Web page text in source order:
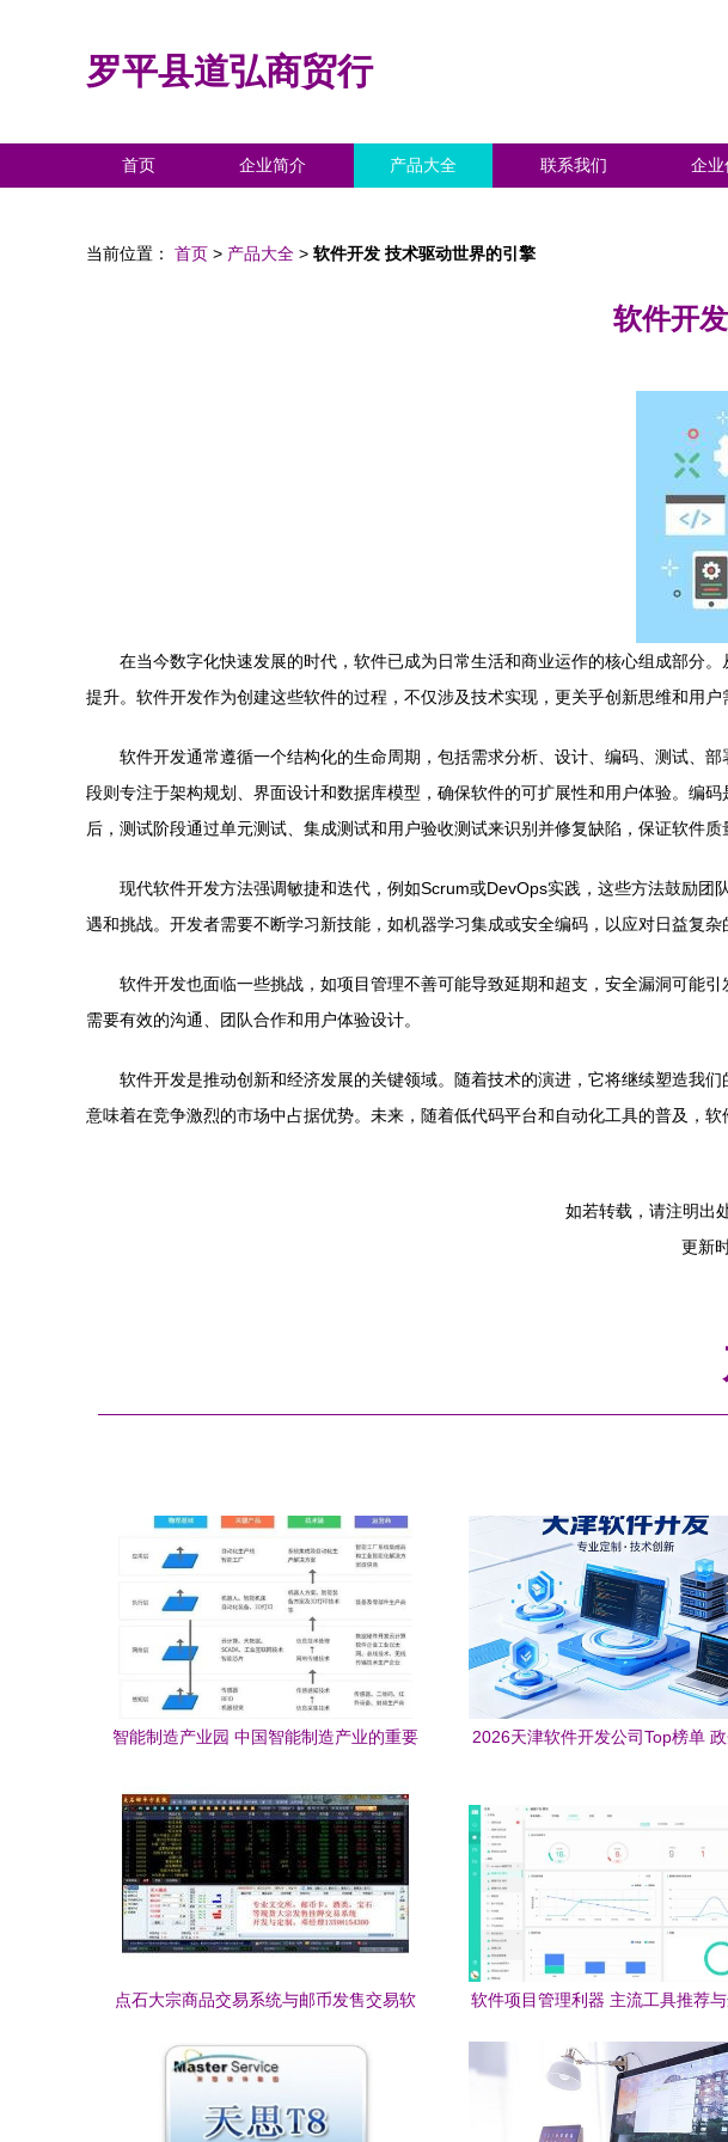
罗平县道弘商贸行
首页 企业简介 产品大全 联系我们 企业
当前位置： 首页 > 产品大全 > 软件开发 技术驱动世界的引擎
软件开
在当今数字化快速发展的时代，软件已成为日常生活和商业运作的核心组成部分
提升。软件开发作为创建这些软件的过程，不仅涉及技术实现，更关乎创新思维和用户
软件开发通常遵循一个结构化的生命周期，包括需求分析、设计、编码、测试、
段则专注于架构规划、界面设计和数据库模型，确保软件的可扩展性和用户体验。编
后，测试阶段通过单元测试、集成测试和用户验收测试来识别并修复缺陷，保证软件
现代软件开发方法强调敏捷和迭代，例如Scrum或DevOps实践，这些方法鼓励
遇和挑战。开发者需要不断学习新技能，如机器学习集成或安全编码，以应对日益复杂
软件开发也面临一些挑战，如项目管理不善可能导致延期和超支，安全漏洞可能
需要有效的沟通、团队合作和用户体验设计。
软件开发是推动创新和经济发展的关键领域。随着技术的演进，它将继续塑造我
意味着在竞争激烈的市场中占据优势。未来，随着低代码平台和自动化工具的普及，
如若转载，请注明出
更新
智能制造产业园 中国智能制造产业的重要
2026天津软件开发公司Top榜单
点石大宗商品交易系统与邮币发售交易软
软件项目管理利器 主流工具推荐